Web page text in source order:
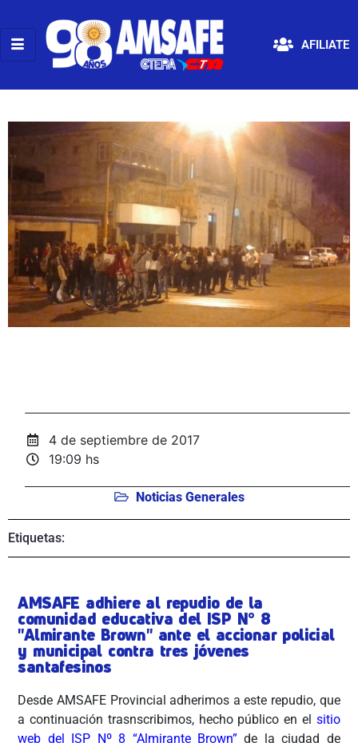
AFILIATE
4 de septiembre de 2017
19:09 hs
Noticias Generales
Etiquetas:
AMSAFE adhiere al repudio de la
comunidad educativa del ISP N° 8
"Almirante Brown" ante el accionar policial
y municipal contra tres jóvenes
santafesinos
Desde AMSAFE Provincial adherimos a este repudio, que
a continuación trasnscribimos, hecho público en el sitio
web del ISP Nº 8 “Almirante Brown” de la ciudad de